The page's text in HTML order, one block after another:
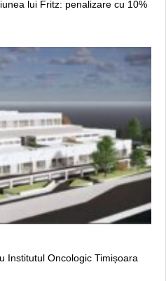
lui Fritz: penalizare cu 10%
Institutul Oncologic Timișoara